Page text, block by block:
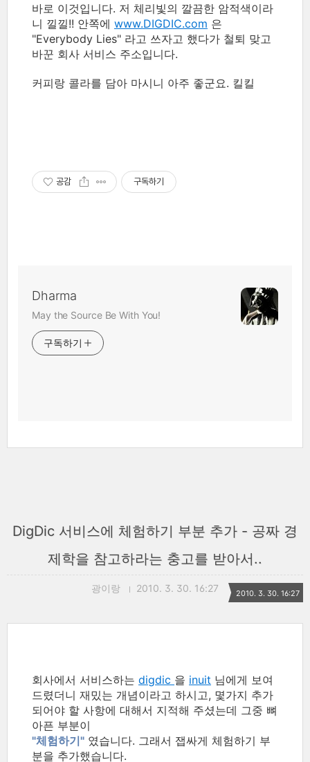
바로 이것입니다. 저 체리빛의 깔끔한 암적색이라
니 낄낄!! 안쪽에 www.DIGDIC.com 은
"Everybody Lies" 라고 쓰자고 했다가 철퇴 맞고
바꾼 회사 서비스 주소입니다.
커피랑 콜라를 담아 마시니 아주 좋군요. 킬킬
공감 구독하기
Dharma
May the Source Be With You!
구독하기
DigDic 서비스에 체험하기 부분 추가 - 공짜 경
제학을 참고하라는 충고를 받아서..
광이랑 2010. 3. 30. 16:27 2010. 3. 30. 16:27
회사에서 서비스하는 digdic 을 inuit 님에게 보여
드렸더니 재밌는 개념이라고 하시고, 몇가지 추가
되어야 할 사항에 대해서 지적해 주셨는데 그중 뼈
아픈 부분이
"체험하기" 였습니다. 그래서 잽싸게 체험하기 부
분을 추가했습니다.